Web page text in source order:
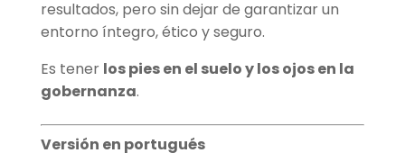
resultados, pero sin dejar de garantizar un
entorno íntegro, ético y seguro.
Es tener los pies en el suelo y los ojos en la
gobernanza.
Versión en portugués